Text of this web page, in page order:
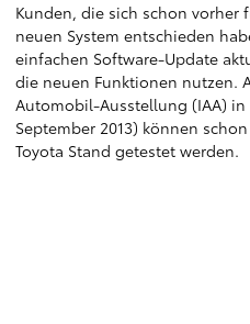
Kunden, die sich schon vorher
neuen System entschieden
einfachen Software-Update
die neuen Funktionen nutzen.
Automobil-Ausstellung (IAA) in
September 2013) können
Toyota Stand getestet werden.